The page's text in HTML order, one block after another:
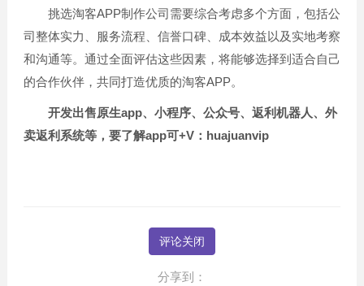
挑选淘客APP制作公司需要综合考虑多个方面，包括公
司整体实力、服务流程、信誉口碑、成本效益以及实地考察
和沟通等。通过全面评估这些因素，将能够选择到适合自己
的合作伙伴，共同打造优质的淘客APP。
开发出售原生app、小程序、公众号、返利机器人、外
卖返利系统等，要了解app可+V：huajuanvip
评论关闭
分享到：